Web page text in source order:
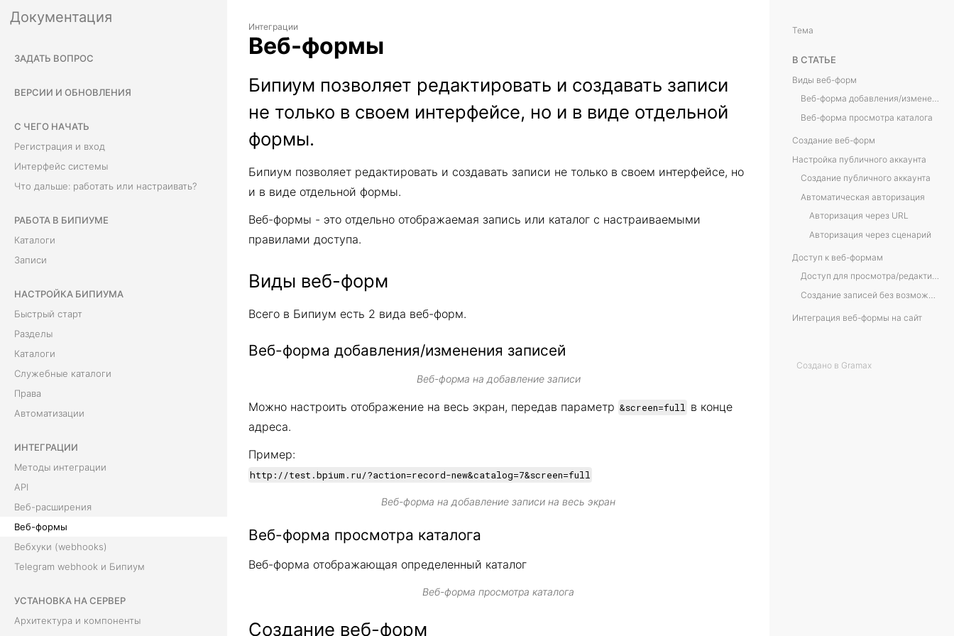
Документация
ЗАДАТЬ ВОПРОС
ВЕРСИИ И ОБНОВЛЕНИЯ
С ЧЕГО НАЧАТЬ
Регистрация и вход
Интерфейс системы
Что дальше: работать или настраивать?
РАБОТА В БИПИУМЕ
Каталоги
Записи
НАСТРОЙКА БИПИУМА
Быстрый старт
Разделы
Каталоги
Служебные каталоги
Права
Автоматизации
ИНТЕГРАЦИИ
Методы интеграции
API
Веб-расширения
Веб-формы
Вебхуки (webhooks)
Telegram webhook и Бипиум
УСТАНОВКА НА СЕРВЕР
Архитектура и компоненты
Интеграции
Веб-формы
Бипиум позволяет редактировать и создавать записи
не только в своем интерфейсе, но и в виде отдельной
формы.
Бипиум позволяет редактировать и создавать записи не только в своем интерфейсе, но
и в виде отдельной формы.
Веб-формы - это отдельно отображаемая запись или каталог с настраиваемыми
правилами доступа.
Виды веб-форм
Всего в Бипиум есть 2 вида веб-форм.
Веб-форма добавления/изменения записей
Веб-форма на добавление записи
Можно настроить отображение на весь экран, передав параметр &screen=full в конце
адреса.
Пример:
http://test.bpium.ru/?action=record-new&catalog=7&screen=full
Веб-форма на добавление записи на весь экран
Веб-форма просмотра каталога
Веб-форма отображающая определенный каталог
Веб-форма просмотра каталога
Создание веб-форм
Тема
В СТАТЬЕ
Виды веб-форм
Веб-форма просмотра каталога
Создание веб-форм
Настройка публичного аккаунта
Создание публичного аккаунта
Автоматическая авторизация
Авторизация через URL
Авторизация через сценарий
Доступ к веб-формам
Доступ для просмотра/редактирования
Создание записей без возможности просмотра предыдущих записей.
Интеграция веб-формы на сайт
Создано в Gramax